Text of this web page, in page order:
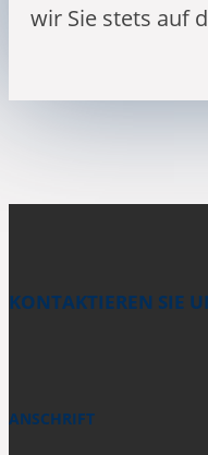
wir Sie stets auf
KONTAKTIEREN SIE
ANSCHRIFT